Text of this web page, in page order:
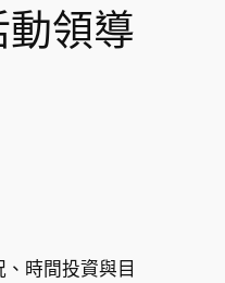
領導
時間投資與目